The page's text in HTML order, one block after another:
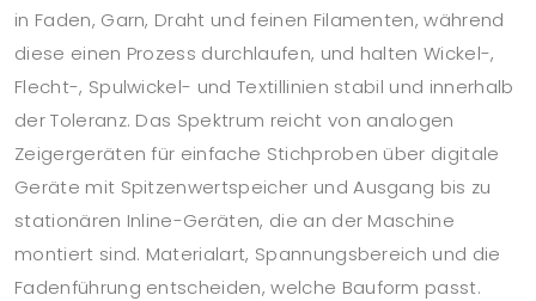
in Faden, Garn, Draht und feinen Filamenten, während
diese einen Prozess durchlaufen, und halten Wickel-,
Flecht-, Spulwickel- und Textillinien stabil und innerhalb
der Toleranz. Das Spektrum reicht von analogen
Zeigergeräten für einfache Stichproben über digitale
Geräte mit Spitzenwertspeicher und Ausgang bis zu
stationären Inline-Geräten, die an der Maschine
montiert sind. Materialart, Spannungsbereich und die
Fadenführung entscheiden, welche Bauform passt.